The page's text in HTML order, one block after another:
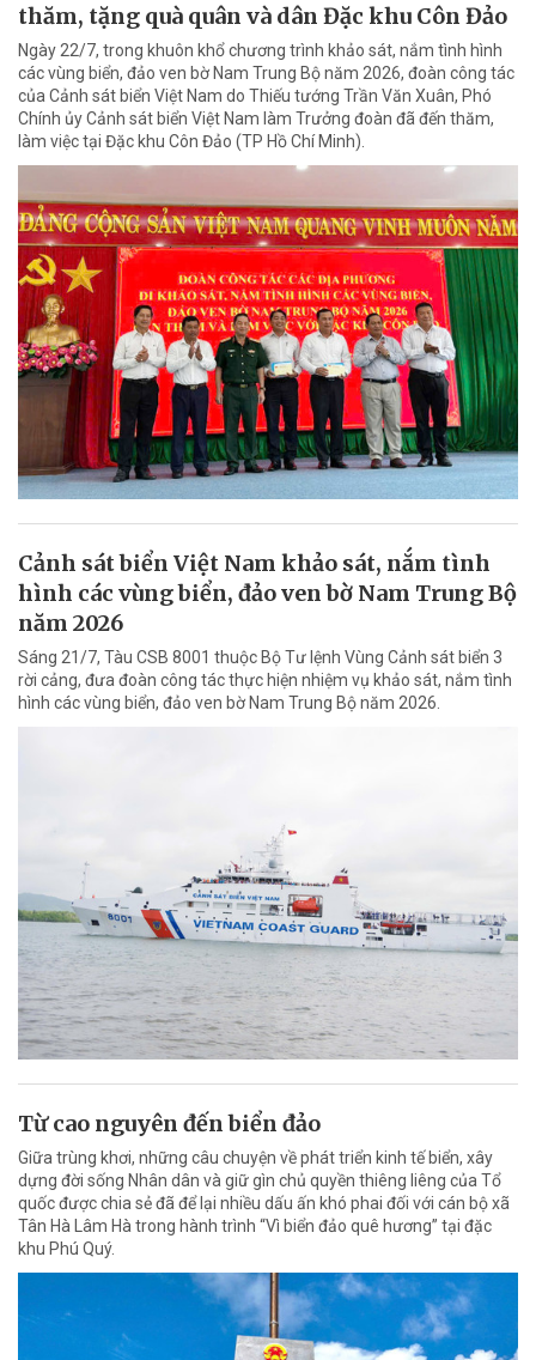
thăm, tặng quà quân và dân Đặc khu Côn Đảo
Ngày 22/7, trong khuôn khổ chương trình khảo sát, nắm tình hình
các vùng biển, đảo ven bờ Nam Trung Bộ năm 2026, đoàn công tác
của Cảnh sát biển Việt Nam do Thiếu tướng Trần Văn Xuân, Phó
Chính ủy Cảnh sát biển Việt Nam làm Trưởng đoàn đã đến thăm,
làm việc tại Đặc khu Côn Đảo (TP Hồ Chí Minh).
Cảnh sát biển Việt Nam khảo sát, nắm tình
hình các vùng biển, đảo ven bờ Nam Trung Bộ
năm 2026
Sáng 21/7, Tàu CSB 8001 thuộc Bộ Tư lệnh Vùng Cảnh sát biển 3
rời cảng, đưa đoàn công tác thực hiện nhiệm vụ khảo sát, nắm tình
hình các vùng biển, đảo ven bờ Nam Trung Bộ năm 2026.
Từ cao nguyên đến biển đảo
Giữa trùng khơi, những câu chuyện về phát triển kinh tế biển, xây
dựng đời sống Nhân dân và giữ gìn chủ quyền thiêng liêng của Tổ
quốc được chia sẻ đã để lại nhiều dấu ấn khó phai đối với cán bộ xã
Tân Hà Lâm Hà trong hành trình “Vì biển đảo quê hương” tại đặc
khu Phú Quý.